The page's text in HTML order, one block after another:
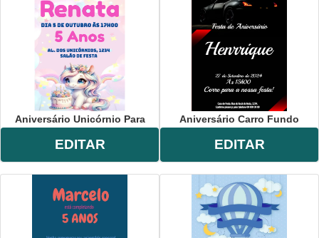
Aniversário Unicórnio Para
EDITAR
Aniversário Carro Fundo
EDITAR